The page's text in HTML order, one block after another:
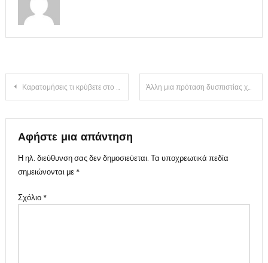
Πλοήγηση
Καρατομήσεις τι κρύβετε στο παρασκήνιο των παραιτήσεων; Άλλη μια πρόταση δυσπιστίας χωρίς κανένα αποτέλεσμα “τι είχες Γιάννη τι είχα πάντα”
Αφήστε μια απάντηση
Η ηλ. διεύθυνση σας δεν δημοσιεύεται. Τα υποχρεωτικά πεδία
σημειώνονται με *
Σχόλιο *